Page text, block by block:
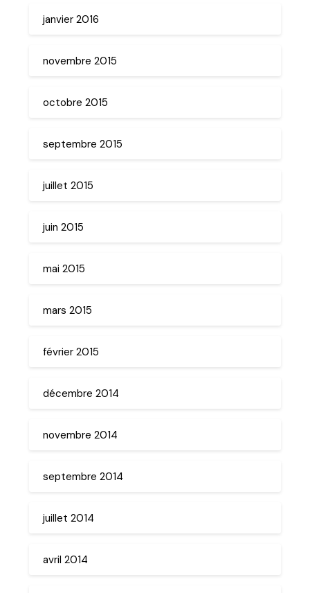
janvier 2016
novembre 2015
octobre 2015
septembre 2015
juillet 2015
juin 2015
mai 2015
mars 2015
février 2015
décembre 2014
novembre 2014
septembre 2014
juillet 2014
avril 2014